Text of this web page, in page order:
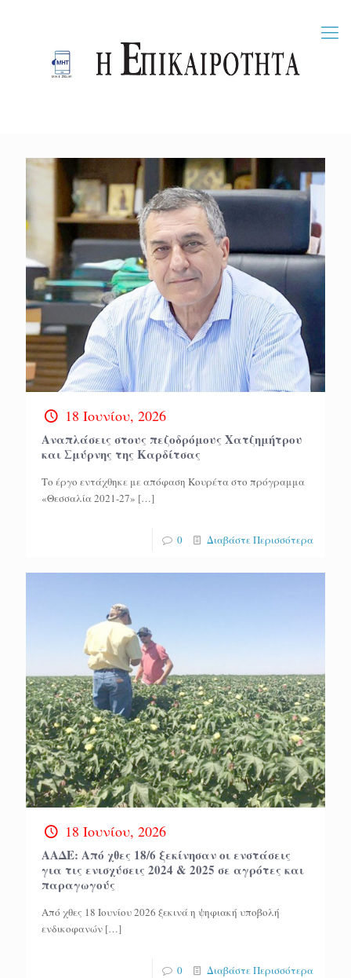
18 Ιουνίου, 2026
Αναπλάσεις στους πεζοδρόμους Χατζημήτρου
και Σμύρνης της Καρδίτσας
Το έργο εντάχθηκε με απόφαση Κουρέτα στο πρόγραμμα
«Θεσσαλία 2021-27» […]
0 Διαβάστε Περισσότερα
18 Ιουνίου, 2026
ΑΑΔΕ: Από χθες 18/6 ξεκίνησαν οι ενστάσεις
για τις ενισχύσεις 2024 & 2025 σε αγρότες και
παραγωγούς
Από χθες 18 Ιουνίου 2026 ξεκινά η ψηφιακή υποβολή
ενδικοφανών […]
0 Διαβάστε Περισσότερα